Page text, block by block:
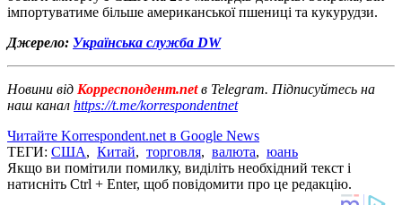
імпортуватиме більше американської пшениці та кукурудзи.
Джерело: Українська служба DW
Новини від Корреспондент.netв Telegram. Підписуйтесь на
наш канал https://t.me/korrespondentnet
Читайте Korrespondent.net в Google News
ТЕГИ: США, Китай, торговля, валюта, юань
Якщо ви помітили помилку, виділіть необхідний текст і
натисніть Ctrl + Enter, щоб повідомити про це редакцію.